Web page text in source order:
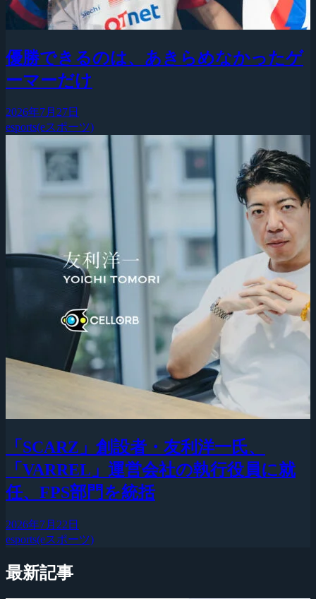
優勝できるのは、あきらめなかったゲ
ーマーだけ
2026年7月27日
esports(eスポーツ)
「SCARZ」創設者・友利洋一氏、
「VARREL」運営会社の執行役員に就
任、FPS部門を統括
2026年7月22日
esports(eスポーツ)
最新記事